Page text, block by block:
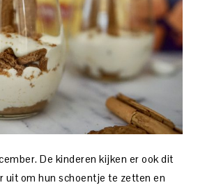
De kinderen kijken er ook dit
uit om hun schoentje te zetten en